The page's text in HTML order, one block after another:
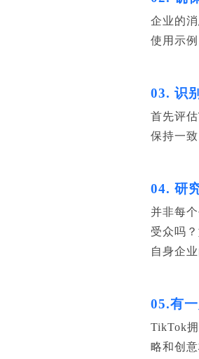
企业的
使用示
03. 识
首先评
保持一
04. 研
并非每
受众吗
自身企
05.有
TikTok
略和创